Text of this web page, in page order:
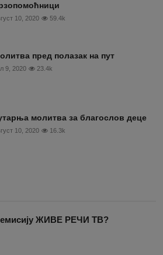
10, 2020 59.4k
пред полазак на пут
9, 2020 23.4k
молитва за благослов деце
10, 2020 16.3k
емисију ЖИВЕ РЕЧИ ТВ?